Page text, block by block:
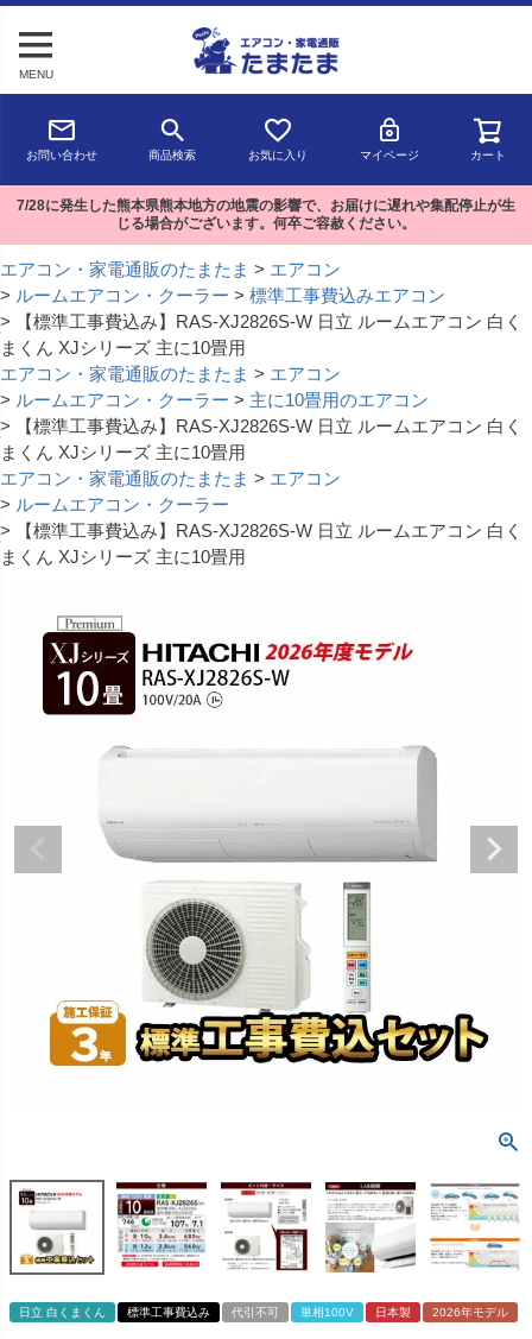
MENU
お問い合わせ 商品検索 お気に入り マイページ カート
7/28に発生した熊本県熊本地方の地震の影響で、お届けに遅れや集配停止が生
じる場合がございます。何卒ご容赦ください。
エアコン・家電通販のたまたま
エアコン
ルームエアコン・クーラー
標準工事費込みエアコン
【標準工事費込み】RAS-XJ2826S-W 日立 ルームエアコン 白く
まくん XJシリーズ 主に10畳用
エアコン・家電通販のたまたま
エアコン
ルームエアコン・クーラー
主に10畳用のエアコン
【標準工事費込み】RAS-XJ2826S-W 日立 ルームエアコン 白く
まくん XJシリーズ 主に10畳用
エアコン・家電通販のたまたま
エアコン
ルームエアコン・クーラー
【標準工事費込み】RAS-XJ2826S-W 日立 ルームエアコン 白く
まくん XJシリーズ 主に10畳用
日立 白くまくん 標準工事費込み 代引不可 単相100V 日本製 2026年モデル